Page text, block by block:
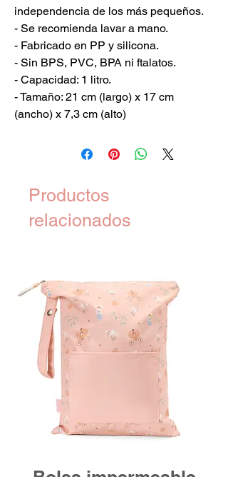
independencia de los más pequeños.
- Se recomienda lavar a mano.
- Fabricado en PP y silicona.
- Sin BPS, PVC, BPA ni ftalatos.
- Capacidad: 1 litro.
- Tamaño: 21 cm (largo) x 17 cm
(ancho) x 7,3 cm (alto)
Productos
relacionados